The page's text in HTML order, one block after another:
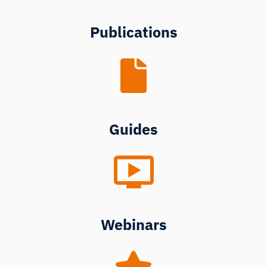
Publications
Guides
Webinars